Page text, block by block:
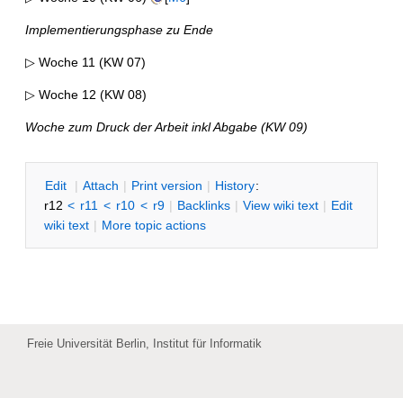
Implementierungsphase zu Ende
▷ Woche 11 (KW 07)
▷ Woche 12 (KW 08)
Woche zum Druck der Arbeit inkl Abgabe (KW 09)
Edit | Attach | Print version | History:
r12 < r11 < r10 < r9 | Backlinks | View wiki text | Edit
wiki text | More topic actions
Freie Universität Berlin, Institut für Informatik